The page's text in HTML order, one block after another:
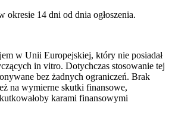
okresie 14 dni od dnia ogłoszenia.
w Unii Europejskiej, który nie posiadał
in vitro. Dotychczas stosowanie tej
bez żadnych ograniczeń. Brak
na wymierne skutki finansowe,
karami finansowymi